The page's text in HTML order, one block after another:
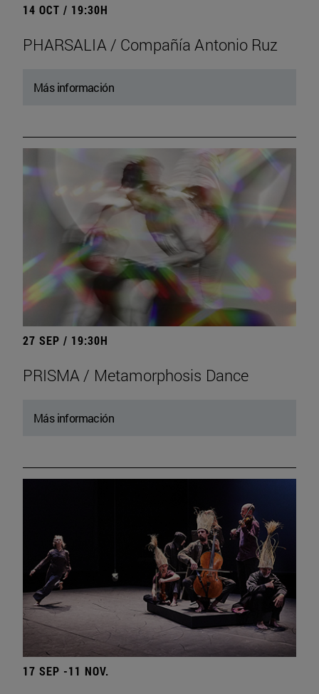
14 OCT / 19:30H
PHARSALIA / Compañía Antonio Ruz
Más información
27 SEP / 19:30H
PRISMA / Metamorphosis Dance
Más información
17 SEP -11 NOV.